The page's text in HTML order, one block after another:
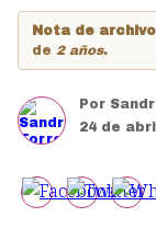
Nota de
de 2 años.
Por
24 de